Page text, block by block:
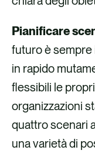
Pianificare
futuro è
in rapido
flessibili le
organizzazioni
quattro scenari
una varietà di